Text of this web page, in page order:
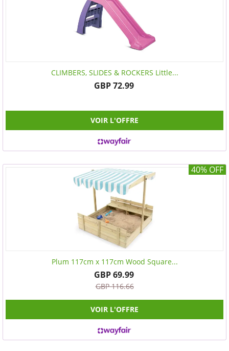
CLIMBERS, SLIDES & ROCKERS Little...
GBP 72.99
VOIR L'OFFRE
40% OFF
Plum 117cm x 117cm Wood Square...
GBP 69.99
GBP 116.66
VOIR L'OFFRE